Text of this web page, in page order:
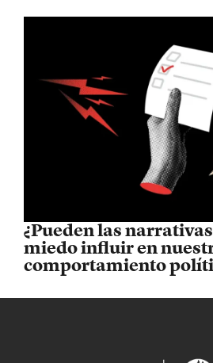
¿Pueden las
miedo influir en
comportamiento